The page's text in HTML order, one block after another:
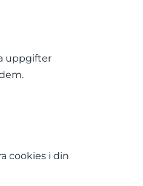
uppgifter
cookies i din